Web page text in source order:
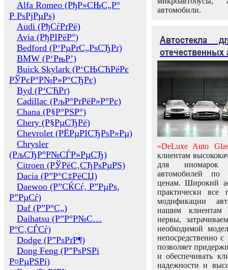
Alfa Romeo (РђР»СЊС„Р°
Р РѕРјРµРѕ)
Audi (РђСѓРґРё)
Avia (РђРІРёР°)
Bedford (Р‘РµРґС„РѕСЂРґ)
BMW (Р‘РњР’)
Buick Skylark (Р‘СЊСЋРёРє
РЎРєР°Р№Р»Р°СЂРє)
Byd (Р‘СЋРґ)
Cadillac (РљР°РґРёР»Р°Рє)
Chana (Р§Р°РЅР°)
Chery (Р§РµСЂРё)
Chevrolet (РЁРµРІСЂРѕР»Рµ)
Chrysler
(РљСЂР°Р№СЃР»РµСЂ)
Citroen (РЎРёС‚СЂРѕРµРЅ)
Dacia (Р”Р°С‡РёСЏ)
Daewoo (Р”СЌСѓ, Р”РµРѕ,
Р”РµСѓ)
Daf (Р”Р°С„)
Daihatsu (Р”Р°Р№С…
Р°С‚СЃСѓ)
Dodge (Р”РѕРґР¶)
Dong Feng (Р”РѕРЅРі
Р¤РµРЅРі)
автомобили.
Автостекла
отечественных
«DeLuxe Auto
клиентам
для иномарок
автомобилей
ценам. Широкий
практически все
модификации
нашим клиентам
нервы,
необходимой
непосредственно
позволяет
и обеспечивать
надежности и